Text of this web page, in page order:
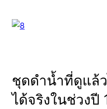
ชุดดำน้ำที่ดูแล้
ได้จริงในช่วงปี